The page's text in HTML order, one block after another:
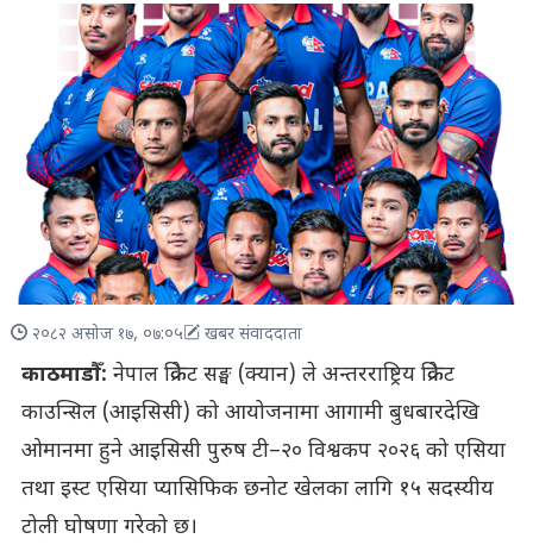
२०८२ असोज १७, ०७:०५ खबर संवाददाता
काठमाडौँ: नेपाल क्रिकेट सङ्घ (क्यान) ले अन्तरराष्ट्रिय क्रिकेट
काउन्सिल (आइसिसी) को आयोजनामा आगामी बुधबारदेखि
ओमानमा हुने आइसिसी पुरुष टी–२० विश्वकप २०२६ को एसिया
तथा इस्ट एसिया प्यासिफिक छनोट खेलका लागि १५ सदस्यीय
टोली घोषणा गरेको छ।